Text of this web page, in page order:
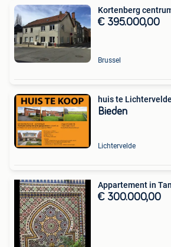
Kortenberg
€ 395.000,00
Brussel
huis te Lichtervelde
Bieden
Lichtervelde
Appartement in
€ 300.000,00